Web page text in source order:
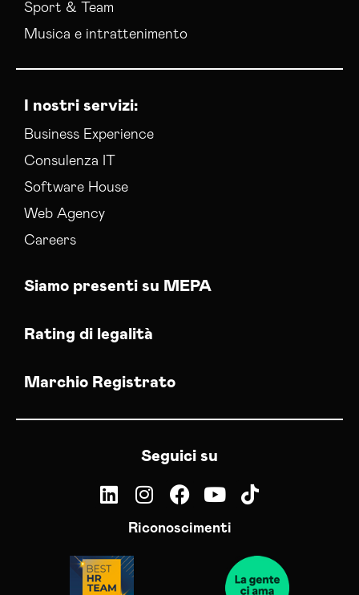
Sport & Team
Musica e intrattenimento
I nostri servizi:
Business Experience
Consulenza IT
Software House
Web Agency
Careers
Siamo presenti su MEPA
Rating di legalità
Marchio Registrato
Seguici su
Riconoscimenti